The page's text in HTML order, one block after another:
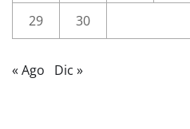
29 30
« Ago Dic »